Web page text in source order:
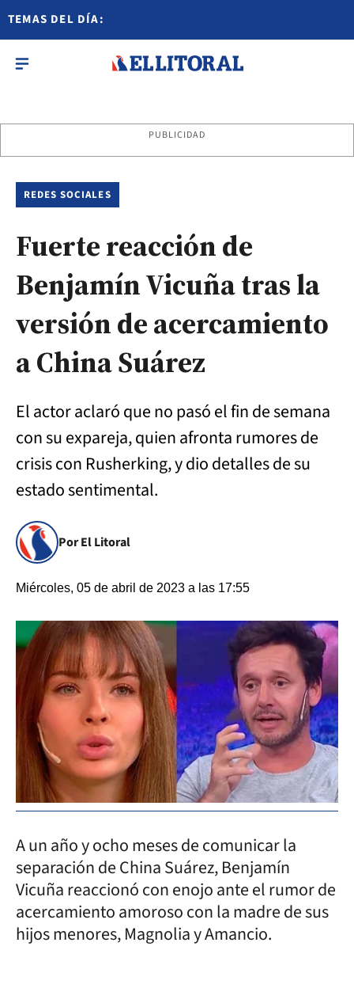
TEMAS DEL DÍA:
PUBLICIDAD
REDES SOCIALES
Fuerte reacción de
Benjamín Vicuña tras la
versión de acercamiento
a China Suárez
El actor aclaró que no pasó el fin de semana
con su expareja, quien afronta rumores de
crisis con Rusherking, y dio detalles de su
estado sentimental.
Por El Litoral
Miércoles, 05 de abril de 2023 a las 17:55
A un año y ocho meses de comunicar la
separación de China Suárez, Benjamín
Vicuña reaccionó con enojo ante el rumor de
acercamiento amoroso con la madre de sus
hijos menores, Magnolia y Amancio.